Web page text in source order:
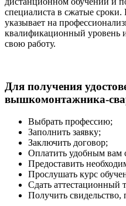
специалиста в сжатые сроки.
указывает на
квалификационный уровень
свою работу.
Для получения
вышкомонтажника-
Выбрать профессию;
Заполнить заявку;
Заключить договор;
Оплатить удобным вам
Предоставить
Прослушать курс
Сдать аттестационный
Получить свидельство,